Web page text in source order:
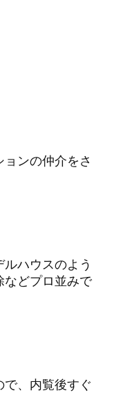
ンの仲介をさ
ハウスのよう
などプロ並みで
、内覧後すぐ